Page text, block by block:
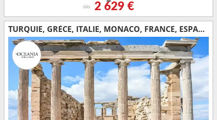
dès 2 629 €
TURQUIE, GRÈCE, ITALIE, MONACO, FRANCE, ESPAGNE